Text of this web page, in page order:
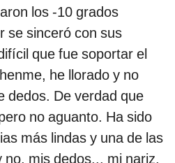
los -10 grados
se sinceró con sus
que fue soportar el
he llorado y no
dedos. De verdad que
no aguanto. Ha sido
más lindas y una de las
mis dedos... mi nariz,